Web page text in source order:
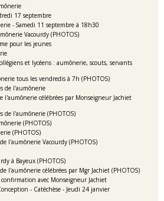
17 septembre
- Samedi 11 septembre à 18h30
Vacourdy (PHOTOS)
pour les jeunes
et lycéens : aumônerie, scouts, servants
tous les vendredis à 7h (PHOTOS)
de l'aumônerie
l'aumônerie célébrées par Monseigneur Jachiet
de l'aumônerie (PHOTOS)
(PHOTOS)
(PHOTOS)
l'aumônerie Vacourdy (PHOTOS)
à Bayeux (PHOTOS)
l'aumônerie célébrées par Mgr Jachiet (PHOTOS)
avec Monseigneur Jachiet
- Catéchèse - Jeudi 24 janvier